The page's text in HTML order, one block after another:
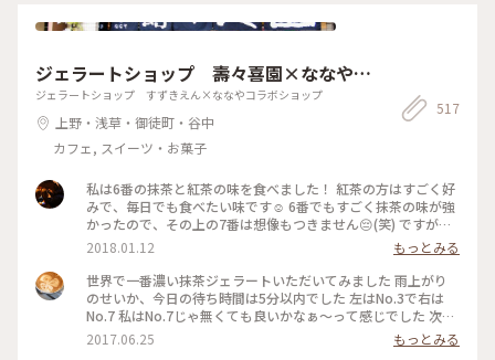
ジェラートショップ 壽々喜園×ななやコ
ラボショップ
ジェラートショップ すずきえん×ななやコラボショップ
上野・浅草・御徒町・谷中
カフェ, スイーツ・お菓子
517
私は6番の抹茶と紅茶の味を食べました！ 紅茶の方はすごく好
みで、毎日でも食べたい味です☺️ 6番でもすごく抹茶の味が強
かったので、その上の7番は想像もつきません😔(笑) ですが、
抹茶好きな人にはとってもオススメです👌🏻浅草観光がてらお店
に立ち寄られてはどうでしょう👧🏻💗 #和スイーツ #ジェラー
ト #寿々喜園 #ななや
2018.01.12
もっとみる
世界で一番濃い抹茶ジェラートいただいてみました 雨上がり
のせいか、今日の待ち時間は5分以内でした 左はNo.3で右は
No.7 私はNo.7じゃ無くても良いかなぁ〜って感じでした 次回
はNo.4かNo.5を試してみたいなぁ〜
2017.06.25
もっとみる